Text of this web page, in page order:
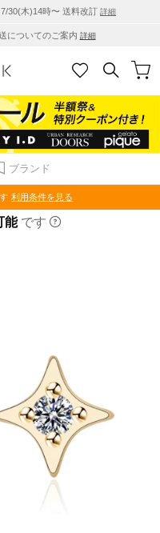
7/30(木)14時〜 送料改訂 詳細
についてのご案内 詳細
ブランド
利用条件を見る
能 です